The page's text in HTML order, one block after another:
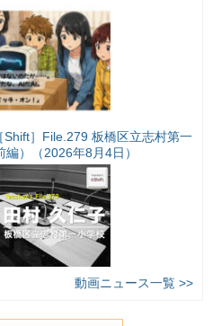
Shift］File.279 板橋区立志村第一
）（2026年8月4日）
動画ニュース一覧 >>